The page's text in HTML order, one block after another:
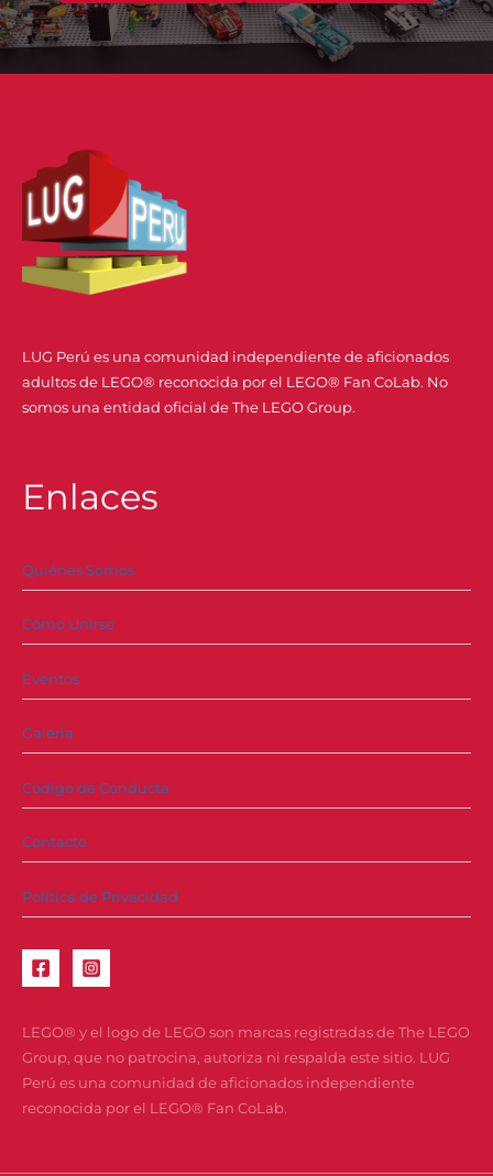
LUG Perú es una comunidad independiente de aficionados
adultos de LEGO® reconocida por el LEGO® Fan CoLab. No
somos una entidad oficial de The LEGO Group.
Enlaces
Quiénes Somos
Cómo Unirse
Eventos
Galería
Código de Conducta
Contacto
Política de Privacidad
LEGO® y el logo de LEGO son marcas registradas de The LEGO
Group, que no patrocina, autoriza ni respalda este sitio. LUG
Perú es una comunidad de aficionados independiente
reconocida por el LEGO® Fan CoLab.